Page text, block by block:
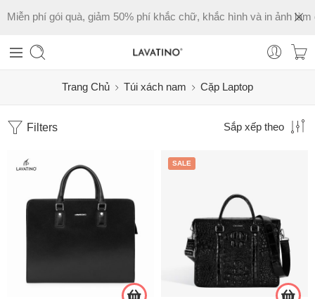
Miễn phí gói quà, giảm 50% phí khắc chữ, khắc hình và in ảnh làm
Trang Chủ Túi xách nam Cặp Laptop
Filters Sắp xếp theo
SALE